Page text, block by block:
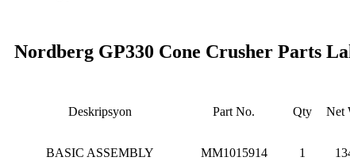
Nordberg GP330 Cone Crusher Parts
Deskripsyon Part No. Qty Net
BASIC ASSEMBLY MM1015914 1